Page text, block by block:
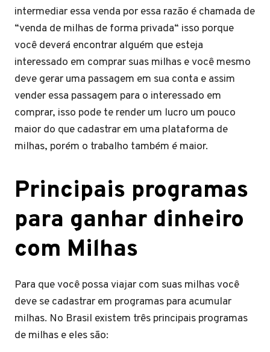
intermediar essa venda por essa razão é chamada de
“venda de milhas de forma privada“ isso porque
você deverá encontrar alguém que esteja
interessado em comprar suas milhas e você mesmo
deve gerar uma passagem em sua conta e assim
vender essa passagem para o interessado em
comprar, isso pode te render um lucro um pouco
maior do que cadastrar em uma plataforma de
milhas, porém o trabalho também é maior.
Principais programas
para ganhar dinheiro
com Milhas
Para que você possa viajar com suas milhas você
deve se cadastrar em programas para acumular
milhas. No Brasil existem três principais programas
de milhas e eles são: